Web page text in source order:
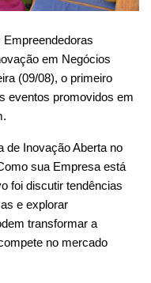
em Negócios
(09/08), o primeiro
eventos promovidos em
de Inovação Aberta no
sua Empresa está
foi discutir tendências
e explorar
transformar a
no mercado